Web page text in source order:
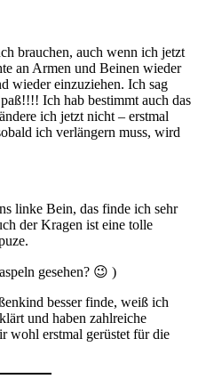
brauchen, auch wenn ich jetzt
an Armen und Beinen wieder
wieder einzuziehen. Ich sag
Ich hab bestimmt auch das
ich jetzt nicht – erstmal
ich verlängern muss, wird
linke Bein, das finde ich sehr
der Kragen ist eine tolle
gesehen? 😉 )
besser finde, weiß ich
und haben zahlreiche
wohl erstmal gerüstet für die